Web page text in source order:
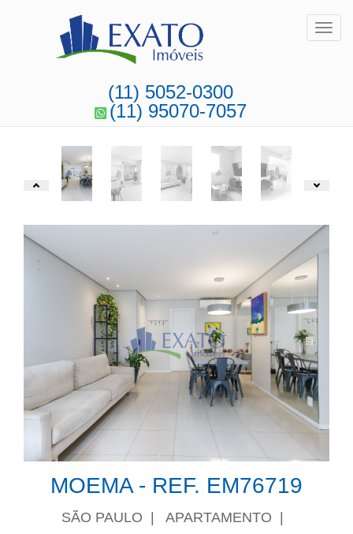
(11) 5052-0300
(11) 95070-7057
MOEMA - REF. EM76719
SÃO PAULO | APARTAMENTO |